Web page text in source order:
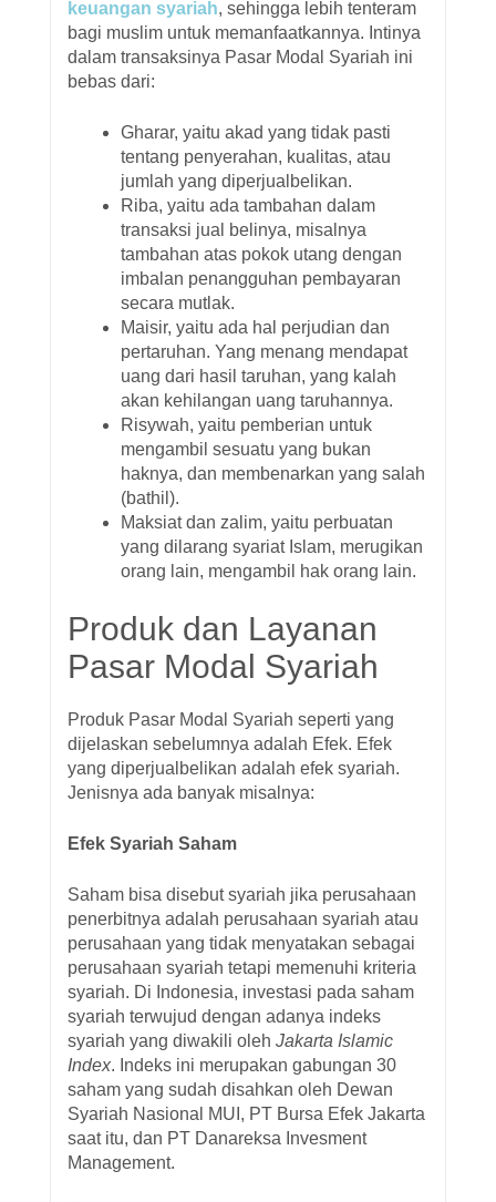
keuangan syariah, sehingga lebih tenteram
bagi muslim untuk memanfaatkannya. Intinya
dalam transaksinya Pasar Modal Syariah ini
bebas dari:
Gharar, yaitu akad yang tidak pasti
tentang penyerahan, kualitas, atau
jumlah yang diperjualbelikan.
Riba, yaitu ada tambahan dalam
transaksi jual belinya, misalnya
tambahan atas pokok utang dengan
imbalan penangguhan pembayaran
secara mutlak.
Maisir, yaitu ada hal perjudian dan
pertaruhan. Yang menang mendapat
uang dari hasil taruhan, yang kalah
akan kehilangan uang taruhannya.
Risywah, yaitu pemberian untuk
mengambil sesuatu yang bukan
haknya, dan membenarkan yang salah
(bathil).
Maksiat dan zalim, yaitu perbuatan
yang dilarang syariat Islam, merugikan
orang lain, mengambil hak orang lain.
Produk dan Layanan
Pasar Modal Syariah
Produk Pasar Modal Syariah seperti yang
dijelaskan sebelumnya adalah Efek. Efek
yang diperjualbelikan adalah efek syariah.
Jenisnya ada banyak misalnya:
Efek Syariah Saham
Saham bisa disebut syariah jika perusahaan
penerbitnya adalah perusahaan syariah atau
perusahaan yang tidak menyatakan sebagai
perusahaan syariah tetapi memenuhi kriteria
syariah. Di Indonesia, investasi pada saham
syariah terwujud dengan adanya indeks
syariah yang diwakili oleh Jakarta Islamic
Index. Indeks ini merupakan gabungan 30
saham yang sudah disahkan oleh Dewan
Syariah Nasional MUI, PT Bursa Efek Jakarta
saat itu, dan PT Danareksa Invesment
Management.